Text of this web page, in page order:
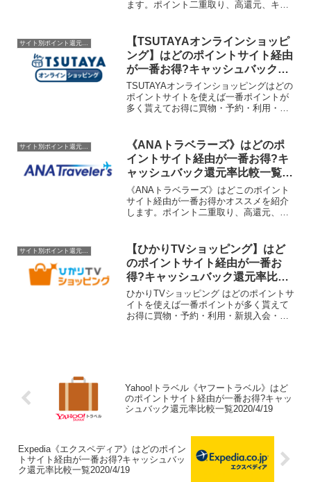
ます。ポイント二重取り、高還元、キャ
サイト別ポイント還元率一覧
【TSUTAYAオンラインショッピ
ング】はどのポイントサイト経由
が一番お得?キャッシュバック還
元率比較一覧2020/2/22
TSUTAYAオンラインショッピングはどの
ポイントサイトを使えば一番ポイントが
多く貰えてお得に買物・予約・利用・新
率・還元ポイント
1.2%1.0%0.95%1.0%0.5...
サイト別ポイント還元率一覧
《ANAトラベラーズ》はどのポ
イントサイト経由が一番お得?キ
ャッシュバック還元率比較一覧
2020/4/20
《ANAトラベラーズ》はどこのポイント
サイト経由が一番お得かオススメを紹介
します。ポイント二重取り、高還元、キ
【ひかりTVショッピング】はど
のポイントサイト経由が一番お
得?キャッシュバック還元率比較
一覧2019/12/15
ひかりTVショッピング はどのポイントサ
イトを使えば一番ポイントが多く貰えて
お得に買物・予約・利用・新規入会・会
Yahoo!トラベル《ヤフートラベル》はど
のポイントサイト経由が一番お得?キャッ
シュバック還元率比較一覧2020/4/19
Expedia《エクスペディア》はどのポイン
トサイト経由が一番お得?キャッシュバッ
ク還元率比較一覧2020/4/19